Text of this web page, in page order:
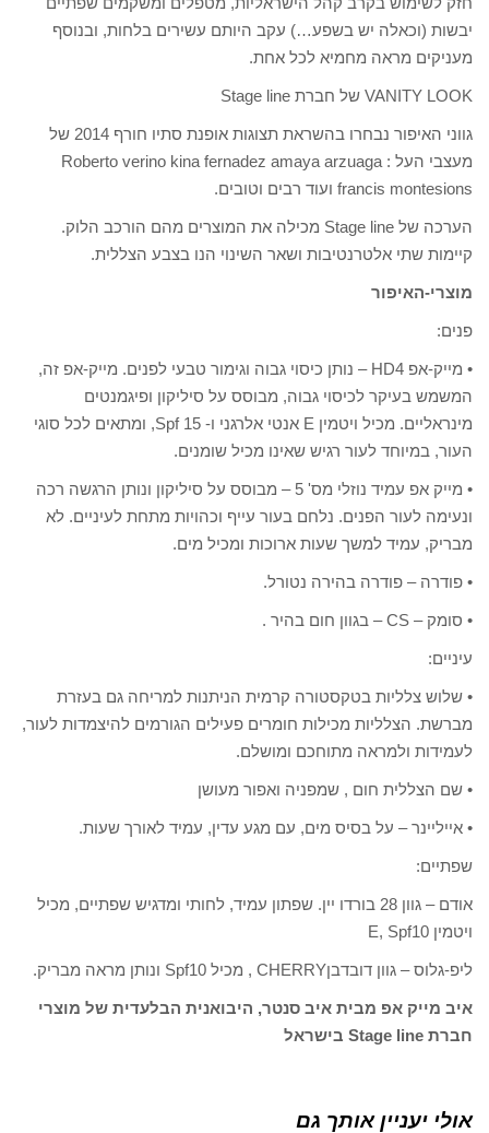
יבשות (וכאלה יש בשפע…) עקב היותם עשירים בלחות, ובנוסף
מעניקים מראה מחמיא לכל אחת.
VANITY LOOK של חברת Stage line
גווני האיפור נבחרו בהשראת תצוגות אופנת סתיו חורף 2014 של
מעצבי העל : Roberto verino kina fernadez amaya arzuaga
francis montesions ועוד רבים וטובים.
הערכה של Stage line מכילה את המוצרים מהם הורכב הלוק.
קיימות שתי אלטרנטיבות ושאר השינוי הנו בצבע הצללית.
מוצרי-האיפור
פנים:
• מייק-אפ HD4 – נותן כיסוי גבוה וגימור טבעי לפנים. מייק-אפ זה,
המשמש בעיקר לכיסוי גבוה, מבוסס על סיליקון ופיגמנטים
מינראליים. מכיל ויטמין E אנטי אלרגני ו- Spf 15, ומתאים לכל סוגי
העור, במיוחד לעור רגיש שאינו מכיל שומנים.
• מייק אפ עמיד נוזלי מס' 5 – מבוסס על סיליקון ונותן הרגשה רכה
ונעימה לעור הפנים. נלחם בעור עייף וכהויות מתחת לעיניים. לא
מבריק, עמיד למשך שעות ארוכות ומכיל מים.
• פודרה – פודרה בהירה נטורל.
• סומק – CS – בגוון חום בהיר .
עיניים:
• שלוש צלליות בטקסטורה קרמית הניתנות למריחה גם בעזרת
מברשת. הצלליות מכילות חומרים פעילים הגורמים להיצמדות לעור,
לעמידות ולמראה מתוחכם ומושלם.
• שם הצללית חום , שמפניה ואפור מעושן
• אייליינר – על בסיס מים, עם מגע עדין, עמיד לאורך שעות.
שפתיים:
אודם – גוון 28 בורדו יין. שפתון עמיד, לחותי ומדגיש שפתיים, מכיל
ויטמין E, Spf10
ליפ-גלוס – גוון דובדבןCHERRY , מכיל Spf10 ונותן מראה מבריק.
איב מייק אפ מבית איב סנטר, היבואנית הבלעדית של מוצרי
חברת Stage line בישראל
אולי יעניין אותך גם